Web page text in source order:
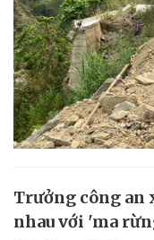
Trưởng công an
nhau với 'ma